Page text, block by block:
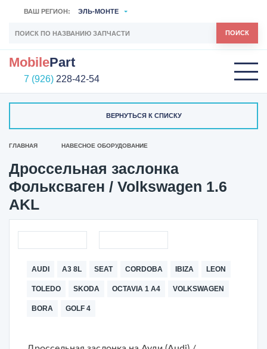
ВАШ РЕГИОН: ЭЛЬ-МОНТЕ
ПОИСК
MobilePart
7 (926) 228-42-54
ВЕРНУТЬСЯ К СПИСКУ
ГЛАВНАЯ НАВЕСНОЕ ОБОРУДОВАНИЕ
Дроссельная заслонка
Фольксваген / Volkswagen 1.6
AKL
AUDI A3 8L SEAT CORDOBA IBIZA LEON
TOLEDO SKODA OCTAVIA 1 A4 VOLKSWAGEN
BORA GOLF 4